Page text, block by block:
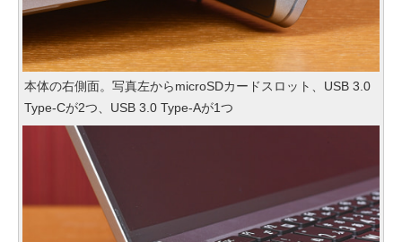
本体の右側面。写真左からmicroSDカードスロット、USB 3.0
Type-Cが2つ、USB 3.0 Type-Aが1つ